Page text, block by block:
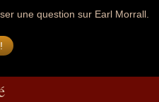
une question sur Earl Morrall.